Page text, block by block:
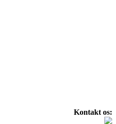
Kontakt os: